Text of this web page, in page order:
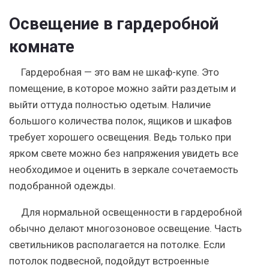
Освещение в гардеробной
комнате
Гардеробная — это вам не шкаф-купе. Это
помещение, в которое можно зайти раздетым и
выйти оттуда полностью одетым. Наличие
большого количества полок, ящиков и шкафов
требует хорошего освещения. Ведь только при
ярком свете можно без напряжения увидеть все
необходимое и оценить в зеркале сочетаемость
подобранной одежды.
Для нормальной освещенности в гардеробной
обычно делают многозоновое освещение. Часть
светильников располагается на потолке. Если
потолок подвесной, подойдут встроенные